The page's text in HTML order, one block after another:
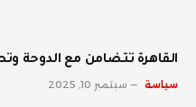
القاهرة تتضامن مع الدوحة
سياسة سبتمبر 10, 2025